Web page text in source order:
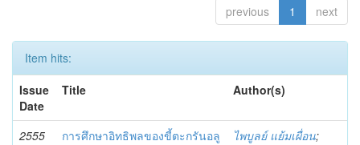
previous 1 next
Item hits:
Issue
Date
Title Author(s)
2555
การศึกษาอิทธิพลของขี้ตะกรันอลู
ไพบูลย์ แย้มเผื่อน;